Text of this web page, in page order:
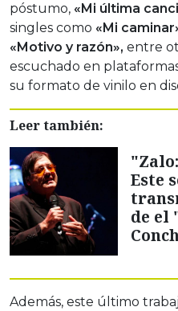
póstumo, «Mi última
singles como «Mi
«Motivo y razón», entre
escuchado en
su formato de vinilo en
Leer también:
Este
de el
Además, este último